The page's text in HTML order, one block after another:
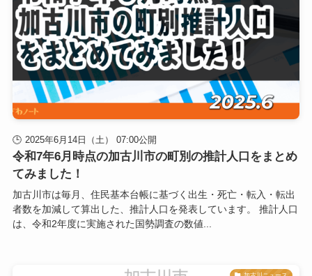
2025年6月14日（土） 07:00公開
令和7年6月時点の加古川市の町別の推計人口をまとめ
てみました！
加古川市は毎月、住民基本台帳に基づく出生・死亡・転入・転出
者数を加減して算出した、推計人口を発表しています。 推計人口
は、令和2年度に実施された国勢調査の数値...